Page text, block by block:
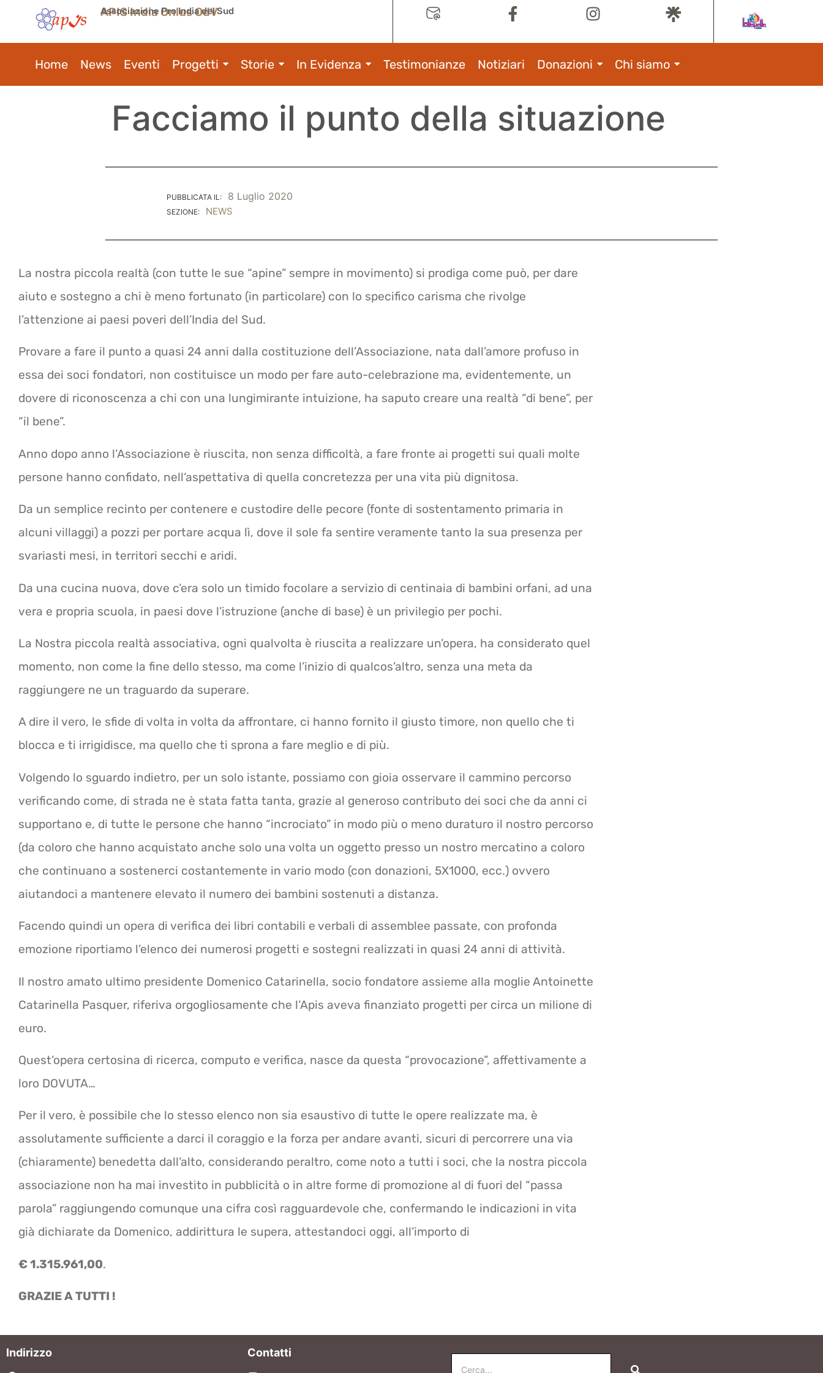
APIS India Onlus OdV
Associazione Pro India del Sud
Home News Eventi Progetti Storie In Evidenza Testimonianze Notiziari Donazioni Chi siamo
Facciamo il punto della situazione
PUBBLICATA IL: 8 Luglio 2020
SEZIONE: NEWS
La nostra piccola realtà (con tutte le sue “apine” sempre in movimento) si prodiga come può, per dare
aiuto e sostegno a chi è meno fortunato (in particolare) con lo specifico carisma che rivolge
l’attenzione ai paesi poveri dell’India del Sud.
Provare a fare il punto a quasi 24 anni dalla costituzione dell’Associazione, nata dall’amore profuso in
essa dei soci fondatori, non costituisce un modo per fare auto-celebrazione ma, evidentemente, un
dovere di riconoscenza a chi con una lungimirante intuizione, ha saputo creare una realtà “di bene”, per
“il bene”.
Anno dopo anno l’Associazione è riuscita, non senza difficoltà, a fare fronte ai progetti sui quali molte
persone hanno confidato, nell’aspettativa di quella concretezza per una vita più dignitosa.
Da un semplice recinto per contenere e custodire delle pecore (fonte di sostentamento primaria in
alcuni villaggi) a pozzi per portare acqua lì, dove il sole fa sentire veramente tanto la sua presenza per
svariasti mesi, in territori secchi e aridi.
Da una cucina nuova, dove c’era solo un timido focolare a servizio di centinaia di bambini orfani, ad una
vera e propria scuola, in paesi dove l’istruzione (anche di base) è un privilegio per pochi.
La Nostra piccola realtà associativa, ogni qualvolta è riuscita a realizzare un’opera, ha considerato quel
momento, non come la fine dello stesso, ma come l’inizio di qualcos’altro, senza una meta da
raggiungere ne un traguardo da superare.
A dire il vero, le sfide di volta in volta da affrontare, ci hanno fornito il giusto timore, non quello che ti
blocca e ti irrigidisce, ma quello che ti sprona a fare meglio e di più.
Volgendo lo sguardo indietro, per un solo istante, possiamo con gioia osservare il cammino percorso
verificando come, di strada ne è stata fatta tanta, grazie al generoso contributo dei soci che da anni ci
supportano e, di tutte le persone che hanno “incrociato” in modo più o meno duraturo il nostro percorso
(da coloro che hanno acquistato anche solo una volta un oggetto presso un nostro mercatino a coloro
che continuano a sostenerci costantemente in vario modo (con donazioni, 5X1000, ecc.) ovvero
aiutandoci a mantenere elevato il numero dei bambini sostenuti a distanza.
Facendo quindi un opera di verifica dei libri contabili e verbali di assemblee passate, con profonda
emozione riportiamo l’elenco dei numerosi progetti e sostegni realizzati in quasi 24 anni di attività.
Il nostro amato ultimo presidente Domenico Catarinella, socio fondatore assieme alla moglie Antoinette
Catarinella Pasquer, riferiva orgogliosamente che l’Apis aveva finanziato progetti per circa un milione di
euro.
Quest’opera certosina di ricerca, computo e verifica, nasce da questa “provocazione”, affettivamente a
loro DOVUTA…
Per il vero, è possibile che lo stesso elenco non sia esaustivo di tutte le opere realizzate ma, è
assolutamente sufficiente a darci il coraggio e la forza per andare avanti, sicuri di percorrere una via
(chiaramente) benedetta dall’alto, considerando peraltro, come noto a tutti i soci, che la nostra piccola
associazione non ha mai investito in pubblicità o in altre forme di promozione al di fuori del “passa
parola” raggiungendo comunque una cifra così ragguardevole che, confermando le indicazioni in vita
già dichiarate da Domenico, addirittura le supera, attestandoci oggi, all’importo di
€ 1.315.961,00.
GRAZIE A TUTTI !
Indirizzo Contatti